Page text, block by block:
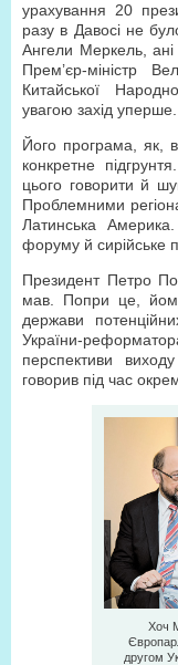
урахування 20
разу в Давосі не
Ангели Меркель,
Прем’єр-міністр
Китайської
увагою захід уперше.
Його програма, як,
конкретне
цього говорити й
Проблемними
Латинська
форуму й сирійське
Президент Петро
мав. Попри це,
держави
України-
перспективи
говорив під час
Хоч
другом